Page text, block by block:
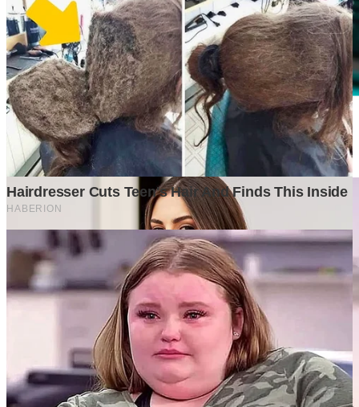
Mengapa Perusahaan Besar Mulai Mengurangi Jumlah
Karyawan, tetapi Tetap Mencatatkan Laba yang Tinggi?
3 weeks ago